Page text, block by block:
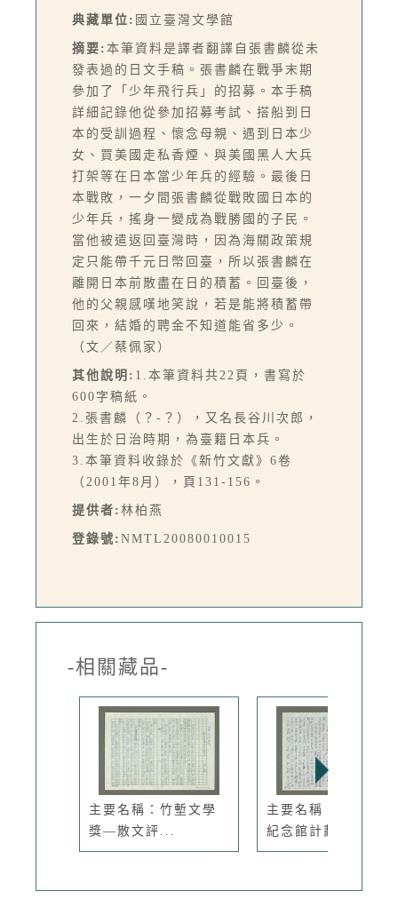
典藏單位: 國立臺灣文學館
摘要: 本筆資料是譯者翻譯自張書麟從未
發表過的日文手稿。張書麟在戰爭末期
參加了「少年飛行兵」的招募。本手稿
詳細記錄他從參加招募考試、搭船到日
本的受訓過程、懷念母親、遇到日本少
女、買美國走私香煙、與美國黑人大兵
打架等在日本當少年兵的經驗。最後日
本戰敗，一夕間張書麟從戰敗國日本的
少年兵，搖身一變成為戰勝國的子民。
當他被遣返回臺灣時，因為海關政策規
定只能帶千元日幣回臺，所以張書麟在
離開日本前散盡在日的積蓄。回臺後，
他的父親感嘆地笑說，若是能將積蓄帶
回來，結婚的聘金不知道能省多少。
（文／蔡佩家）
其他說明: 1.本筆資料共22頁，書寫於
600字稿紙。
2.張書麟（？-？），又名長谷川次郎，
出生於日治時期，為臺籍日本兵。
3.本筆資料收錄於《新竹文獻》6卷
（2001年8月），頁131-156。
提供者: 林柏燕
登錄號: NMTL20080010015
-相關藏品-
主要名稱：竹塹文學
獎—散文評...
主要名稱：客家發展
紀念館計劃...